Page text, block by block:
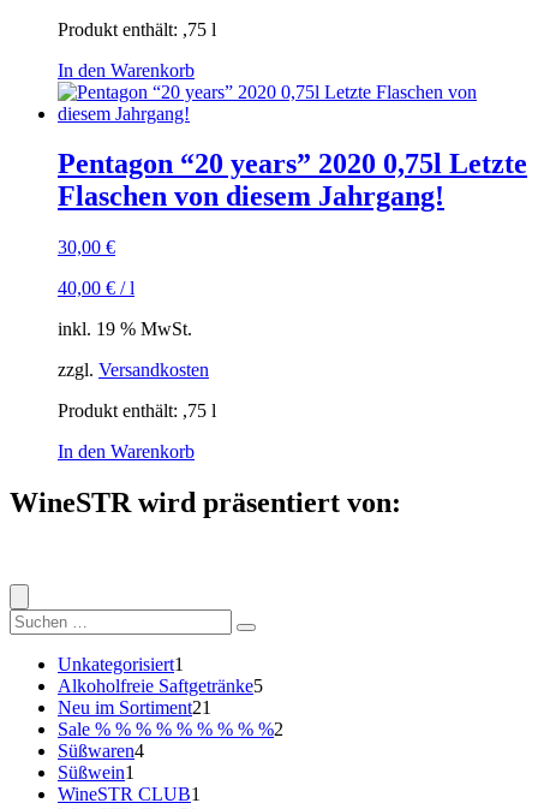
Produkt enthält: ,75 l
In den Warenkorb
Pentagon “20 years” 2020 0,75l Letzte
Flaschen von diesem Jahrgang!
30,00 €
40,00 € /l
inkl. 19 % MwSt.
zzgl. Versandkosten
Produkt enthält: ,75 l
In den Warenkorb
WineSTR wird präsentiert von:
Suche
nach:
Unkategorisiert1
Produkt
Alkoholfreie Saftgetränke55
Neu im Sortiment21
Produkte
Sale % % % % % % % % %2
Süßwaren44
Süßwein1
Produkt
WineSTR CLUB1